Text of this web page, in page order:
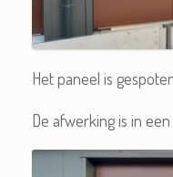
Het paneel is
De afwerking is in